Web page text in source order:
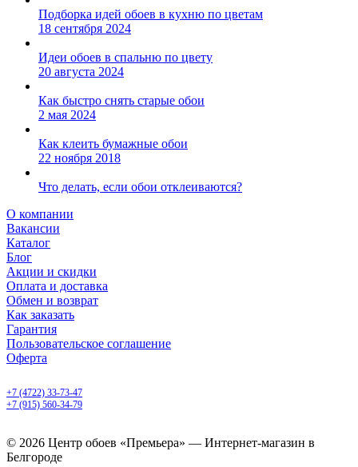
Подборка идей обоев в кухню по цветам
18 сентября 2024
Идеи обоев в спальню по цвету
20 августа 2024
Как быстро снять старые обои
2 мая 2024
Как клеить бумажные обои
22 ноября 2018
Что делать, если обои отклеиваются?
О компании
Вакансии
Каталог
Блог
Акции и скидки
Оплата и доставка
Обмен и возврат
Как заказать
Гарантия
Пользовательское соглашение
Оферта
+7 (4722) 33-73-47
+7 (915) 560-34-79
© 2026 Центр обоев «Премьера» — Интернет-магазин в
Белгороде